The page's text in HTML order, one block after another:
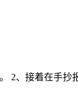
2、接着在手